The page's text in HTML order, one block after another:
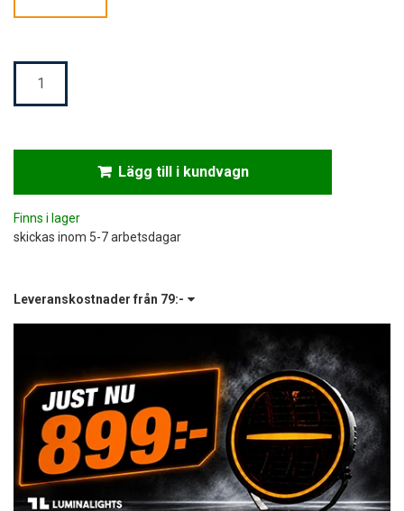
Finns i lager
skickas inom 5-7 arbetsdagar
Leveranskostnader från 79:-
Mängd
Lägg till i kundvagn